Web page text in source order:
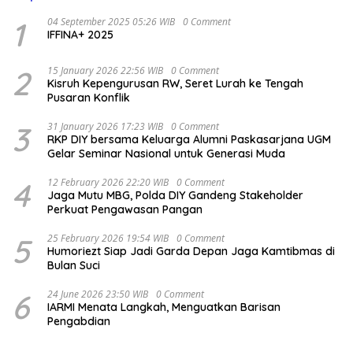
1 04 September 2025 05:26 WIB 0 Comment
IFFINA+ 2025
2 15 January 2026 22:56 WIB 0 Comment
Kisruh Kepengurusan RW, Seret Lurah ke Tengah
Pusaran Konflik
3 31 January 2026 17:23 WIB 0 Comment
RKP DIY bersama Keluarga Alumni Paskasarjana UGM
Gelar Seminar Nasional untuk Generasi Muda
4 12 February 2026 22:20 WIB 0 Comment
Jaga Mutu MBG, Polda DIY Gandeng Stakeholder
Perkuat Pengawasan Pangan
5 25 February 2026 19:54 WIB 0 Comment
Humoriezt Siap Jadi Garda Depan Jaga Kamtibmas di
Bulan Suci
6 24 June 2026 23:50 WIB 0 Comment
IARMI Menata Langkah, Menguatkan Barisan
Pengabdian